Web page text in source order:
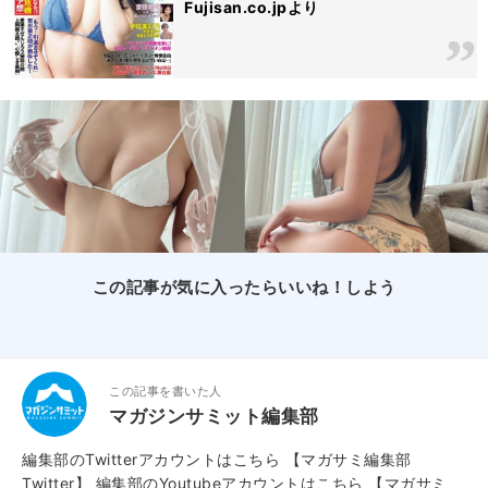
Fujisan.co.jpより
この記事が気に入ったらいいね！しよう
この記事を書いた人
マガジンサミット編集部
編集部のTwitterアカウントはこちら
【マガサミ編集部
Twitter】
編集部のYoutubeアカウントはこちら 【マガサミ